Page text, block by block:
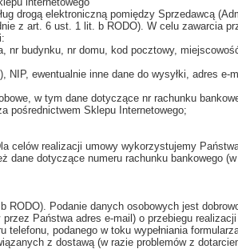
drogą elektroniczną pomiędzy Sprzedawcą
z art. 6 ust. 1 lit. b RODO). W celu zawarcia
budynku, nr domu, kod pocztowy,
ewentualnie inne dane do wysyłki, adres e-
w tym dane dotyczące nr rachunku
pośrednictwem Sklepu Internetowego;
realizacji umowy wykorzystujemy
dotyczące numeru rachunku bankowego
Podanie danych osobowych jest
Państwa adres e-mail) o przebiegu
podanego w toku wypełniania
z dostawą (w razie problemów z